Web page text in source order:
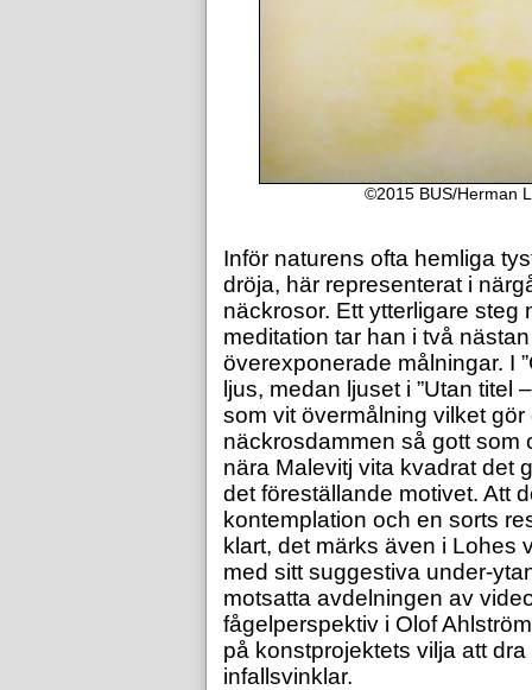
©2015 BUS/Herman
Inför naturens ofta hemliga
dröja, här representerat i
näckrosor. Ett ytterligare
meditation tar han i två
överexponerade målningar. I
ljus, medan ljuset i ”Utan titel
som vit övermålning vilket
näckrosdammen så gott som
nära Malevitj vita kvadrat det
det föreställande motivet. Att
kontemplation och en sorts
klart, det märks även i Lohes
med sitt suggestiva under-
motsatta avdelningen av
fågelperspektiv i Olof
på konstprojektets vilja att
infallsvinklar.